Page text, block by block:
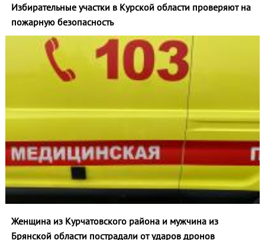
Избирательные участки в Курской области проверяют на
пожарную безопасность
Женщина из Курчатовского района и мужчина из
Брянской области пострадали от ударов дронов